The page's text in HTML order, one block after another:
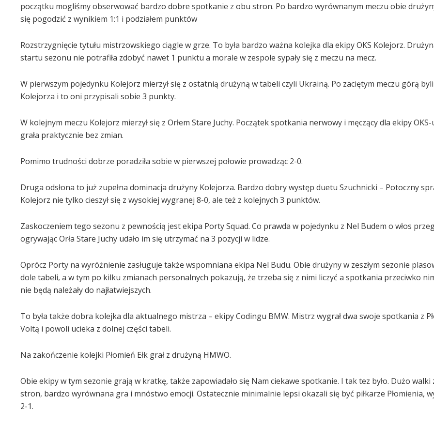
początku mogliśmy obserwować bardzo dobre spotkanie z obu stron. Po bardzo wyrównanym meczu obie
się pogodzić z wynikiem 1:1 i podziałem punktów
Rozstrzygnięcie tytułu mistrzowskiego ciągle w grze. To była bardzo ważna kolejka dla ekipy OKS Kolejorz.
startu sezonu nie potrafiła zdobyć nawet 1 punktu a morale w zespole sypały się z meczu na mecz.
W pierwszym pojedynku Kolejorz mierzył się z ostatnią drużyną w tabeli czyli Ukrainą. Po zaciętym meczu górą byli
Kolejorza i to oni przypisali sobie 3 punkty.
W kolejnym meczu Kolejorz mierzył się z Orłem Stare Juchy. Początek spotkania nerwowy i męczący dla ekipy OKS-
grała praktycznie bez zmian.
Pomimo trudności dobrze poradziła sobie w pierwszej połowie prowadząc 2-0.
Druga odsłona to już zupełna dominacja drużyny Kolejorza. Bardzo dobry występ duetu Szuchnicki – Potoczny
Kolejorz nie tylko cieszył się z wysokiej wygranej 8-0, ale też z kolejnych 3 punktów.
Zaskoczeniem tego sezonu z pewnością jest ekipa Porty Squad. Co prawda w pojedynku z Nel Budem o włos
ogrywając Orła Stare Juchy udało im się utrzymać na 3 pozycji w lidze.
Oprócz Porty na wyróżnienie zasługuje także wspomniana ekipa Nel Budu. Obie drużyny w zeszłym sezonie
dole tabeli, a w tym po kilku zmianach personalnych pokazują, że trzeba się z nimi liczyć a spotkania przeciwko
nie będą należały do najłatwiejszych.
To była także dobra kolejka dla aktualnego mistrza – ekipy Codingu BMW. Mistrz wygrał dwa swoje spotkania z
Voltą i powoli ucieka z dolnej części tabeli.
Na zakończenie kolejki Płomień Ełk grał z drużyną HMWO.
Obie ekipy w tym sezonie grają w kratkę, także zapowiadało się Nam ciekawe spotkanie. I tak tez było. Dużo walki
stron, bardzo wyrównana gra i mnóstwo emocji. Ostatecznie minimalnie lepsi okazali się być piłkarze Płomienia,
2-1.